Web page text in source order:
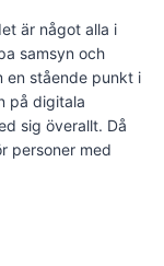
är något alla i
samsyn och
en stående punkt i
på digitala
sig överallt. Då
personer med